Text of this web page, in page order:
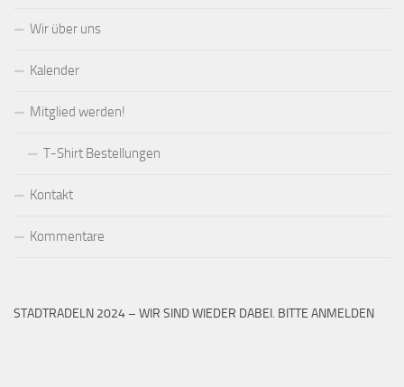
Wir über uns
Kalender
Mitglied werden!
T-Shirt Bestellungen
Kontakt
Kommentare
STADTRADELN 2024 – WIR SIND WIEDER DABEI. BITTE ANMELDEN